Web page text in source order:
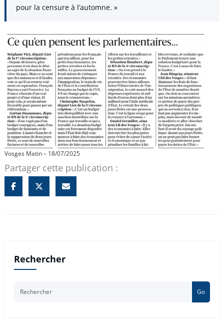
pour la censure à l’automne. »
Vosges Matin – 18/07/2025
Partager cette publication :
Rechercher
Go